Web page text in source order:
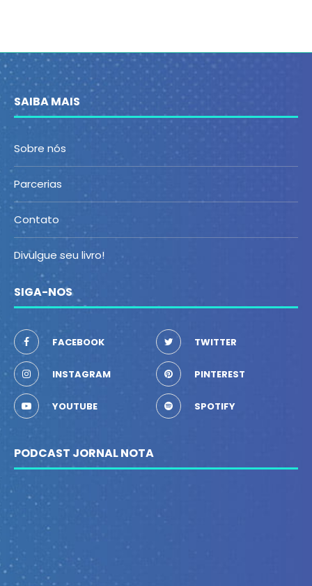
SAIBA MAIS
Sobre nós
Parcerias
Contato
Divulgue seu livro!
SIGA-NOS
FACEBOOK TWITTER
INSTAGRAM PINTEREST
YOUTUBE SPOTIFY
PODCAST JORNAL NOTA